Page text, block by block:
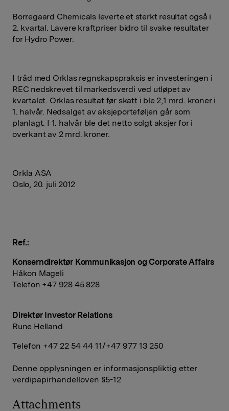
Borregaard Chemicals leverte et sterkt resultat også i
2. kvartal. Lavere kraftpriser bidro til svake resultater
for Hydro Power.
I tråd med Orklas regnskapspraksis er investeringen i
REC nedskrevet til markedsverdi ved utløpet av
kvartalet. Orklas resultat før skatt i ble 2,1 mrd. kroner i
1. halvår. Nedsalget av aksjeporteføljen går som
planlagt. I 1. halvår ble det netto solgt aksjer for i
overkant av 2 mrd. kroner.
Orkla ASA
Oslo, 20. juli 2012
Ref.:
Konserndirektør Kommunikasjon og Corporate Affairs
Håkon Mageli
Telefon +47 928 45 828
Direktør Investor Relations
Rune Helland
Telefon +47 22 54 44 11/+47 977 13 250
Denne opplysningen er informasjonspliktig etter
verdipapirhandelloven §5-12
Attachments